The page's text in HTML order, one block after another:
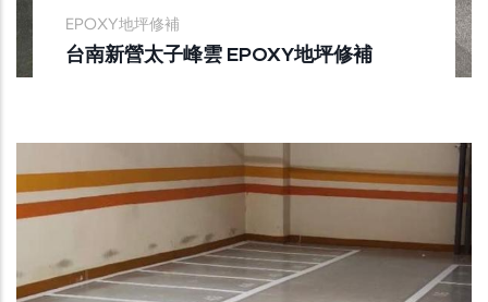
EPOXY地坪修補
台南新營太子峰雲 EPOXY地坪修補